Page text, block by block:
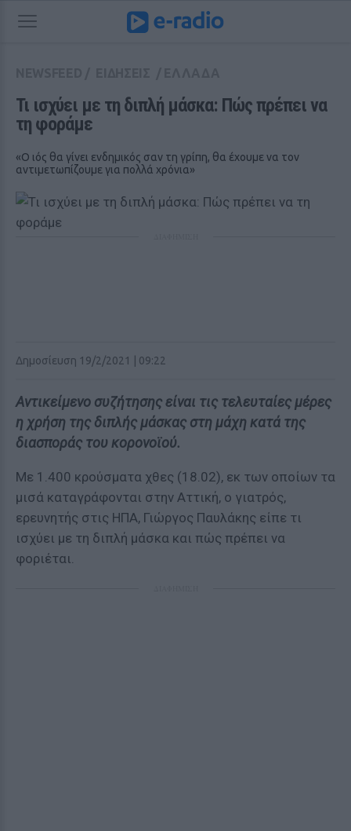
Τι ισχύει με τη διπλή μάσκα: Πώς πρέπει να
τη φοράμε
«Ο ιός θα γίνει ενδημικός σαν τη γρίπη, θα έχουμε να τον
αντιμετωπίζουμε για πολλά χρόνια»
Δημοσίευση 19/2/2021 | 09:22
Αντικείμενο συζήτησης είναι τις τελευταίες μέρες
η χρήση της διπλής μάσκας στη μάχη κατά της
διασποράς του κορονοϊού.
Με 1.400 κρούσματα χθες (18.02), εκ των οποίων τα
μισά καταγράφονται στην Αττική, ο γιατρός,
ερευνητής στις ΗΠΑ, Γιώργος Παυλάκης είπε τι
ισχύει με τη διπλή μάσκα και πώς πρέπει να
φοριέται.